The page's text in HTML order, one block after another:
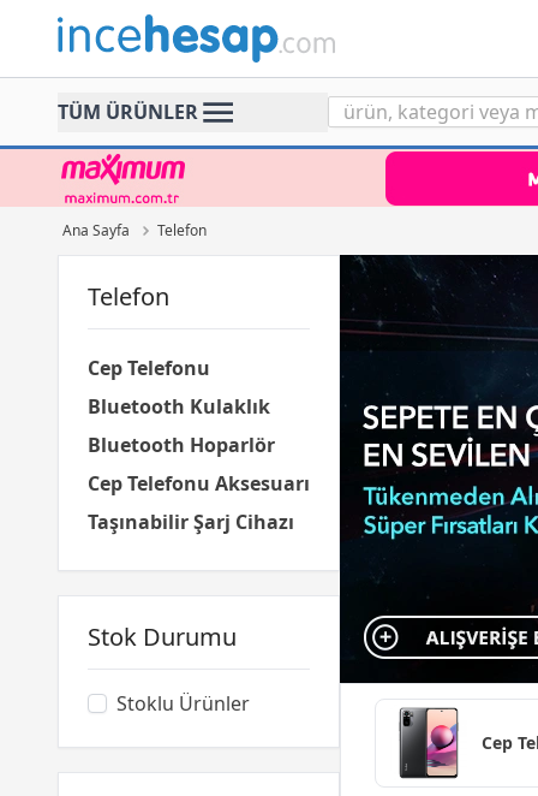
Incehesap
TÜM ÜRÜNLER
Ana Sayfa Telefon
Telefon
Cep Telefonu
Bluetooth Kulaklık
Bluetooth Hoparlör
Cep Telefonu Aksesuarı
Taşınabilir Şarj Cihazı
Stok Durumu
Stoklu Ürünler
Cep